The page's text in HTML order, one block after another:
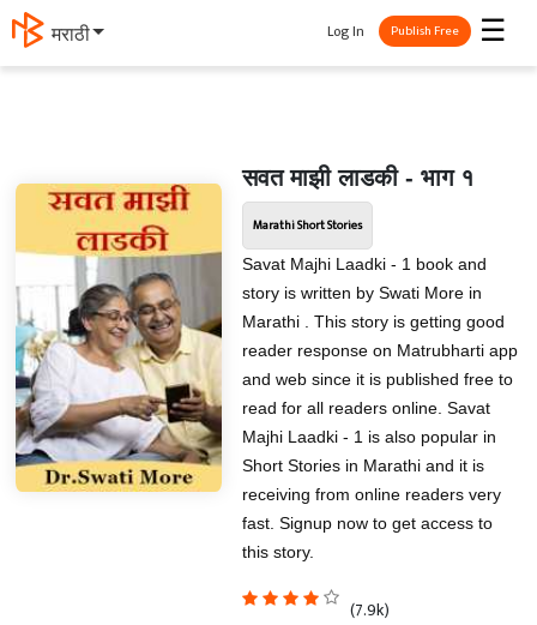
मराठी ☰
Log In Publish Free
सवत माझी लाडकी - भाग १
Marathi Short Stories
Savat Majhi Laadki - 1 book and
story is written by Swati More in
Marathi . This story is getting good
reader response on Matrubharti app
and web since it is published free to
read for all readers online. Savat
Majhi Laadki - 1 is also popular in
Short Stories in Marathi and it is
receiving from online readers very
fast. Signup now to get access to
this story.
(7.9k)